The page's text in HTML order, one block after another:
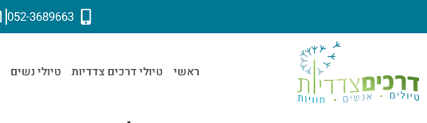
052-3689663
ראשי טיולי דרכים צדדיות טיולי נשים